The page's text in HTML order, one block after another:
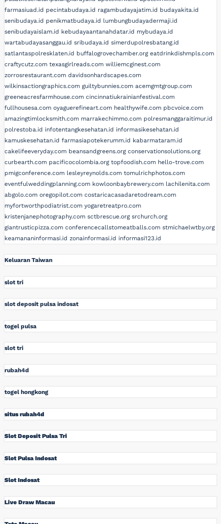
farmasiuad.id pecintabudaya.id ragambudayajatim.id budayakita.id
senibudaya.id penikmatbudaya.id lumbungbudayadermaji.id
senibudayaislam.id kebudayaantanahdatar.id mybudaya.id
wartabudayasanggau.id sribudaya.id simerdupolresbatang.id
satlantaspolresklaten.id buffalogrovechamber.org eatdrinkdishmpls.com
craftycutz.com texasgirlreads.com williemcginest.com
zorrosrestaurant.com davidsonhardscapes.com
wilkinsactiongraphics.com guiltybunnies.com acemgmtgroup.com
greeneacresfarmhouse.com cincinnatiukrainianfestival.com
fullhousesa.com oyaguerefineart.com healthywife.com pbcvoice.com
amazingtimlocksmith.com marrakechimmo.com polresmanggaraitimur.id
polrestoba.id infotentangkesehatan.id informasikesehatan.id
kamuskesehatan.id farmasiapotekerumm.id kabarmataram.id
cakelifeeveryday.com beansandgreens.org conservationsolutions.org
curbearth.com pacificocolombia.org topfoodish.com hello-trove.com
pmigconference.com lesleyreynolds.com tomulrichphotos.com
eventfulweddingplanning.com kowloonbaybrewery.com lachilenita.com
abgolo.com oregopilot.com costaricacasadaretodream.com
myfortworthpodiatrist.com yogaretreatpro.com
kristenjanephotography.com sctbrescue.org srchurch.org
giantrusticpizza.com conferencecallstomeatballs.com stmichaelwtby.org
keamananinformasi.id zonainformasi.id informasi123.id
Keluaran Taiwan
slot tri
slot deposit pulsa indosat
togel pulsa
slot tri
rubah4d
togel hongkong
situs rubah4d
Slot Deposit Pulsa Tri
Slot Pulsa Indosat
Slot Indosat
Live Draw Macau